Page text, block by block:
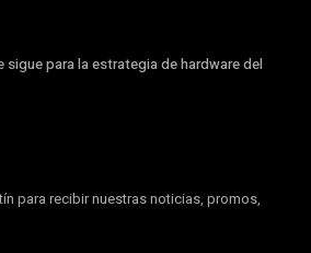
sigue para la estrategia de hardware del
para recibir nuestras noticias, promos,